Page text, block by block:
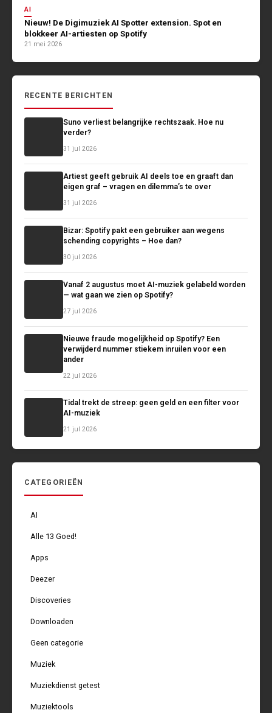
AI
Nieuw! De Digimuziek AI Spotter extension. Spot en
blokkeer AI-artiesten op Spotify
21 mei 2026
RECENTE BERICHTEN
Suno verliest belangrijke rechtszaak. Hoe nu
verder?
31 jul 2026
Artiest geeft gebruik AI deels toe en graaft dan
eigen graf – vragen en dilemma’s te over
31 jul 2026
Bizar: Spotify pakt een gebruiker aan wegens
schending copyrights – Hoe dan?
30 jul 2026
Vanaf 2 augustus moet AI-muziek gelabeld worden
— wat gaan we zien op Spotify?
27 jul 2026
Nieuwe fraude mogelijkheid op Spotify? Een
verwijderd nummer stiekem inruilen voor een
ander
22 jul 2026
Tidal trekt de streep: geen geld en een filter voor
AI-muziek
21 jul 2026
CATEGORIEËN
AI
Alle 13 Goed!
Apps
Deezer
Discoveries
Downloaden
Geen categorie
Muziek
Muziekdienst getest
Muziektools